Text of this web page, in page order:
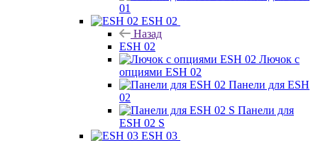
01
ESH 02
Назад
ESH 02
Лючок с
опциями ESH 02
Панели для ESH
02
Панели для
ESH 02 S
ESH 03